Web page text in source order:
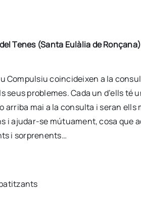
Tenes (Santa Eulàlia de
Compulsiu coincideixen a la
seus problemes. Cada un d’ells té
arriba mai a la consulta i seran ells
i ajudar-se mútuament, cosa que
i sorprenents…